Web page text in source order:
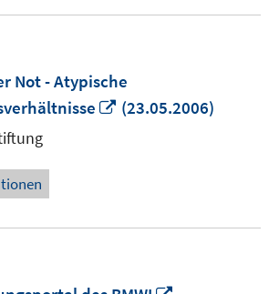
Not - Atypische
In
(23.05.2006)